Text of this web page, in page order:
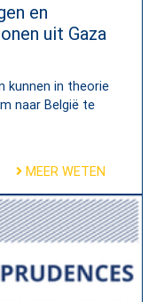
en
uit Gaza
kunnen in theorie
naar België te
MEER WETEN